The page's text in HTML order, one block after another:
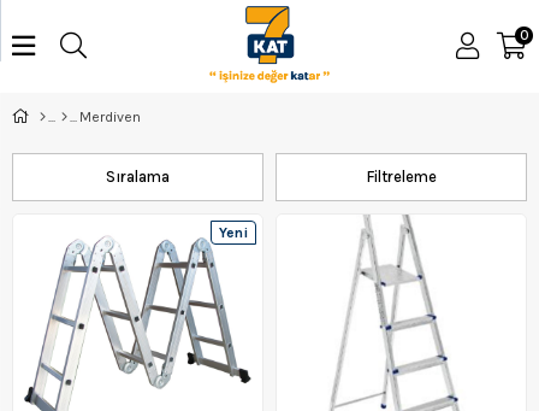
0
Merdiven
Filtreleme
Sıralama
Yeni